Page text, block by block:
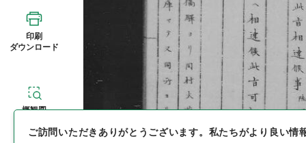
印刷
ダウンロード
概観図
ご訪問いただきありがとうございます。 私たちがより良い情